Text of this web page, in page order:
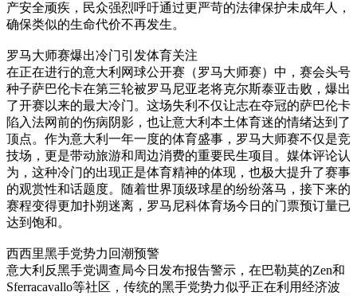
产安全顽疾，民众强烈呼吁通过更严苛的法律保护未成年人，
确保类似的生命代价不再发生。
罗马大师赛爆出冷门引发体育关注
在正在进行的意大利网球公开赛（罗马大师赛）中，赛会头号
种子萨巴伦卡在第三轮被罗马尼亚老将克尔斯泰亚击败，爆出
了开赛以来的最大冷门。这场失利不仅让志在夺冠的萨巴伦卡
陷入法网前的伤病阴影，也让意大利本土体育迷的情绪达到了
顶点。作为意大利一年一度的体育盛事，罗马大师赛不仅是竞
技场，更是带动旅游和周边消费的重要民生项目。媒体评论认
为，这种冷门的出现正是体育精神的体现，也极大提升了赛事
的观赏性和话题度。随着世界顶级球星的纷纷落马，接下来的
赛程变得更加扑朔迷离，罗马尼科体育场今日的门票预订量已
达到饱和。
西西里黑手党势力回潮预警
意大利反黑手党调查局今日发布报告警示，在巴勒莫的Zen和
Sferracavallo等社区，传统的黑手党势力似乎正在利用经济波